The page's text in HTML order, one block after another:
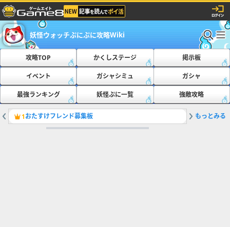
妖怪ウォッチぷにぷに攻略Wiki
攻略TOP かくしステージ 掲示板
イベント ガシャシミュ ガシャ
最強ランキング 妖怪ぷに一覧 強敵攻略
1おたすけフレンド募集板 2ともだ
もっとみる